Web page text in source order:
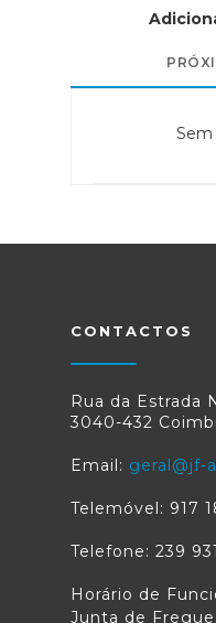
Sem
CONTACTOS
Rua da Estrada
3040-432
Email: geral@jf-
Telemóvel: 917
Telefone: 239
Horário de
Junta de